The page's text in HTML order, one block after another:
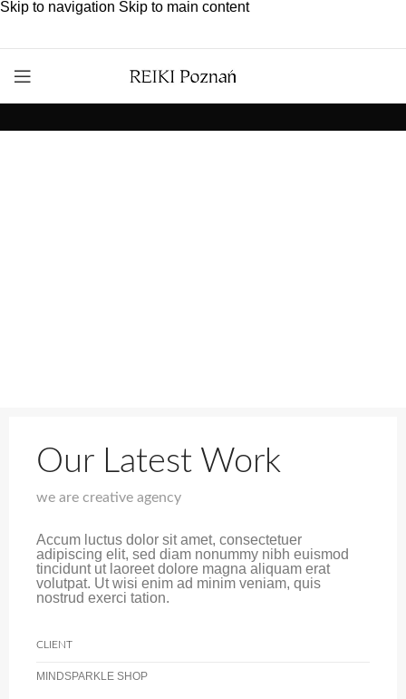
Skip to navigation Skip to main content
Our Latest Work
we are creative agency
Accum luctus dolor sit amet, consectetuer
adipiscing elit, sed diam nonummy nibh euismod
tincidunt ut laoreet dolore magna aliquam erat
volutpat. Ut wisi enim ad minim veniam, quis
nostrud exerci tation.
CLIENT
MINDSPARKLE SHOP